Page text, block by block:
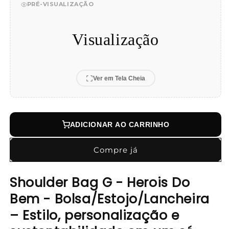
PRÉ-VISUALIZAÇÃO
Visualização
Ver em Tela Cheia
ADICIONAR AO CARRINHO
Compre já
Shoulder Bag G - Herois Do
Bem - Bolsa/Estojo/Lancheira
– Estilo, personalização e